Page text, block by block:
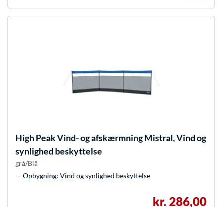
High PeakVind- og afskærmning Mistral, Vind og
synlighed beskyttelse
grå/Blå
Opbygning: Vind og synlighed beskyttelse
kr. 286,00